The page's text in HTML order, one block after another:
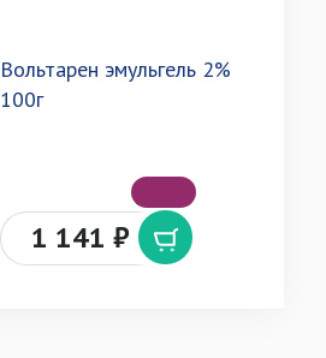
Вольтарен эмульгель 2%
100г
1 141 ₽